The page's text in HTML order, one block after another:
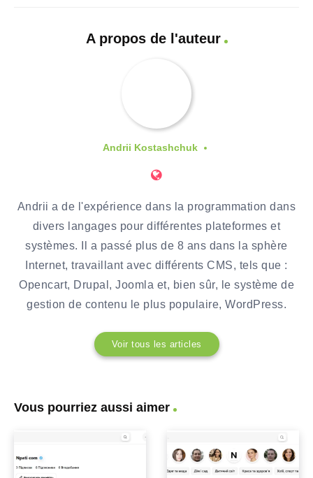
A propos de l'auteur
Andrii Kostashchuk
Andrii a de l'expérience dans la programmation dans
divers langages pour différentes plateformes et
systèmes. Il a passé plus de 8 ans dans la sphère
Internet, travaillant avec différents CMS, tels que :
Opencart, Drupal, Joomla et, bien sûr, le système de
gestion de contenu le plus populaire, WordPress.
Voir tous les articles
Vous pourriez aussi aimer